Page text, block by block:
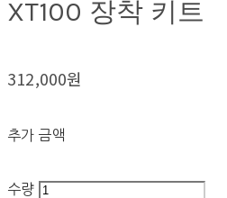
XT100 장착 키트
312,000원
추가 금액
수량